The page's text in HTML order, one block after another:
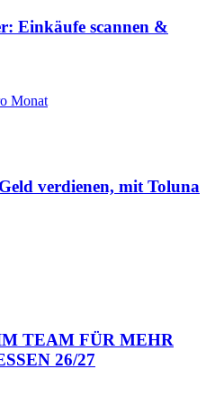
Einkäufe scannen &
Monat
verdienen, mit Toluna
TEAM FÜR MEHR
26/27